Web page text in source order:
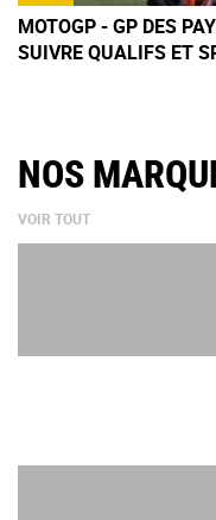
MOTOGP - GP DES
SUIVRE QUALIFS ET
NOS
VOIR TOUT